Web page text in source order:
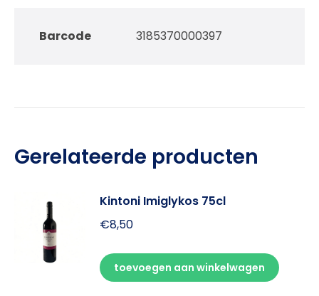
Barcode 3185370000397
Gerelateerde producten
Kintoni Imiglykos 75cl
€8,50
toevoegen aan winkelwagen